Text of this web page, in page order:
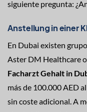
siguiente pregunta:
Anstellung in einer
En Dubai existen
Aster DM Healthcare
Facharzt Gehalt in
más de 100.000 AED
sin coste adicional. A